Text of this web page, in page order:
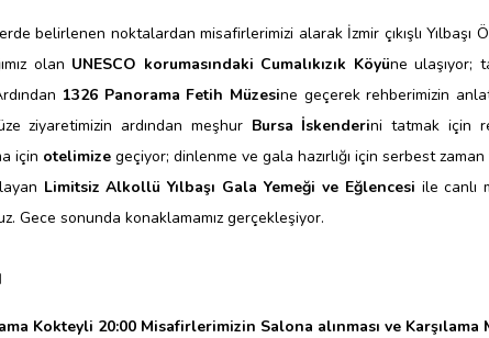
SUCUK IZGARA SICAK ŞARAP EŞLİĞİNDE
YERLİ ALKOL
belirlenen noktalardan misafirlerimizi alarak İzmir çıkışlı
olan UNESCO korumasındaki Cumalıkızık Köyüne ulaşıyor;
1326 Panorama Fetih Müzesine geçerek rehberimizin
ziyaretimizin ardından meşhur Bursa İskenderini tatmak için
için otelimize geçiyor; dinlenme ve gala hazırlığı için serbest
Limitsiz Alkollü Yılbaşı Gala Yemeği ve Eğlencesi ile canlı
Gece sonunda konaklamamız gerçekleşiyor.
Kokteyli 20:00 Misafirlerimizin Salona alınması ve Karşılama